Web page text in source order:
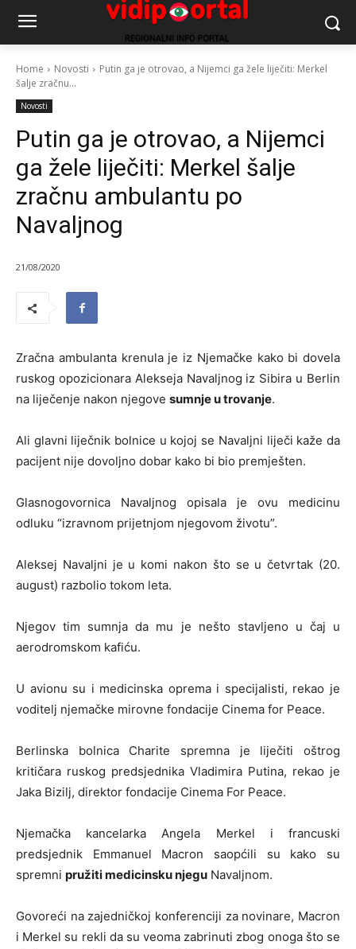
Home Novosti
Putin ga je otrovao, a Nijemci ga žele liječiti: Merkel
šalje zračnu...
Novosti
Putin ga je otrovao, a Nijemci
ga žele liječiti: Merkel šalje
zračnu ambulantu po
Navaljnog
21/08/2020
Zračna ambulanta krenula je iz Njemačke kako bi dovela
ruskog opozicionara Alekseja Navaljnog iz Sibira u Berlin
na liječenje nakon njegove sumnje u trovanje.
Ali glavni liječnik bolnice u kojoj se Navaljni liječi kaže da
pacijent nije dovoljno dobar kako bi bio premješten.
Glasnogovornica Navaljnog opisala je ovu medicinu
odluku “izravnom prijetnjom njegovom životu”.
Aleksej Navaljni je u komi nakon što se u četvrtak (20.
august) razbolio tokom leta.
Njegov tim sumnja da mu je nešto stavljeno u čaj u
aerodromskom kafiću.
U avionu su i medicinska oprema i specijalisti, rekao je
voditelj njemačke mirovne fondacije Cinema for Peace.
Berlinska bolnica Charite spremna je liječiti oštrog
kritičara ruskog predsjednika Vladimira Putina, rekao je
Jaka Bizilj, direktor fondacije Cinema For Peace.
Njemačka kancelarka Angela Merkel i francuski
predsjednik Emmanuel Macron saopćili su kako su
spremni pružiti medicinsku njegu Navaljnom.
Govoreći na zajedničkoj konferenciji za novinare, Macron
i Merkel su rekli da su veoma zabrinuti zbog onoga što se